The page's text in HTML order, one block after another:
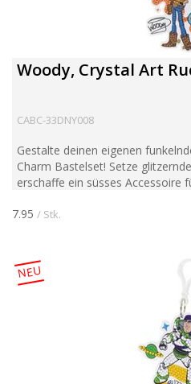
Woody, Crystal Art
CABC-33DNY008
Gestalte deinen eigenen
Charm Bastelset! Setze
erschaffe ein süsses Accessoire
7.95 / Stk.
NEU